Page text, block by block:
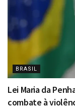
BRASIL
Lei Maria da
combate à